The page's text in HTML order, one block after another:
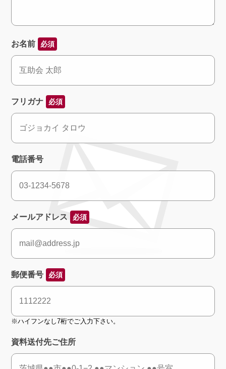
お名前 必須
フリガナ 必須
電話番号
メールアドレス 必須
郵便番号 必須
※ハイフンなし7桁でご入力下さい。
資料送付先ご住所